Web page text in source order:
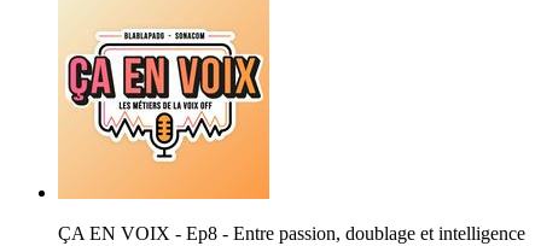
ÇA EN VOIX - Ep8 - Entre passion, doublage et intelligence